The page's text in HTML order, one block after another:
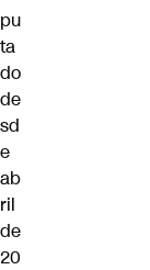
pu
ta
do
de
sd
e
ab
ril
de
20